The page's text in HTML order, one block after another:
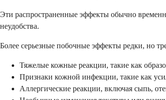
Эти распространенные эффекты обычно
неудобства.
Более серьезные побочные эффекты редки, но
Тяжелые кожные реакции, такие как
Признаки кожной инфекции, такие как
Аллергические реакции, включая сыпь,